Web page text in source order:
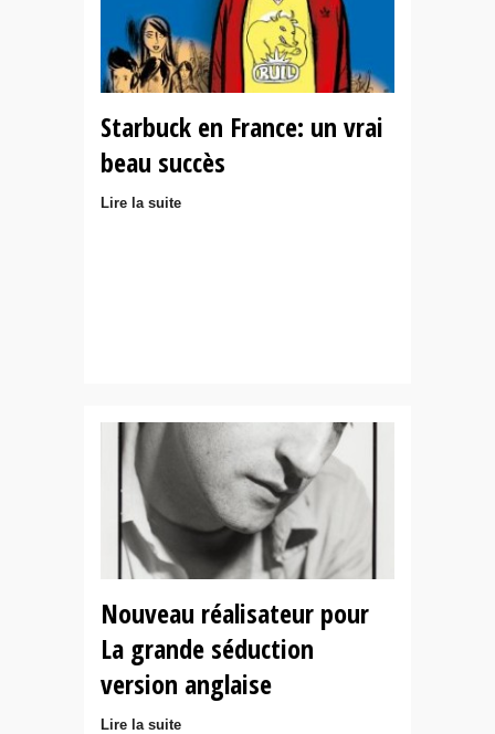
Starbuck en France: un vrai
beau succès
Lire la suite
Nouveau réalisateur pour
La grande séduction
version anglaise
Lire la suite